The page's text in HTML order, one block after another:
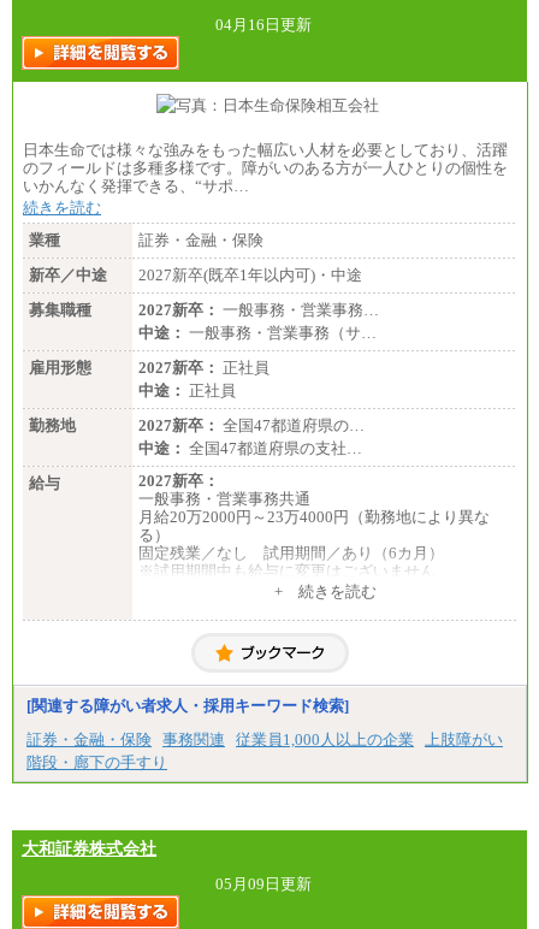
04月16日更新
日本生命では様々な強みをもった幅広い人材を必要としており、活躍
のフィールドは多種多様です。障がいのある方が一人ひとりの個性を
いかんなく発揮できる、“サポ…
続きを読む
業種
証券・金融・保険
新卒／中途
2027新卒(既卒1年以内可)・中途
募集職種
2027新卒： 一般事務・営業事務…
中途： 一般事務・営業事務（サ…
雇用形態
2027新卒： 正社員
中途： 正社員
勤務地
2027新卒： 全国47都道府県の…
中途： 全国47都道府県の支社…
給与
2027新卒：
一般事務・営業事務共通
月給20万2000円～23万4000円（勤務地により異な
る）
固定残業／なし 試用期間／あり（6カ月）
※試用期間中も給与に変更はございません
月給20万2000円～23万4000円（勤務地により異な
固定残業／なし 試用期間／あり（6か月）
+ 続きを読む
[関連する障がい者求人・採用キーワード検索]
証券・金融・保険 事務関連 従業員1,000人以上の企業
上肢障がい
階段・廊下の手すり
大和証券株式会社
05月09日更新